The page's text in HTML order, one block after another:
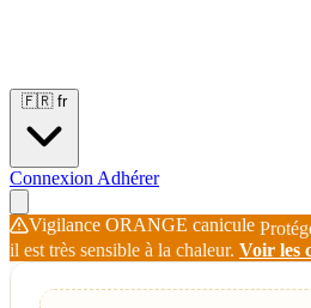
🇫🇷 fr
Connexion Adhérer
Vigilance ORANGE canicule
il est très sensible à la chaleur. Voir les